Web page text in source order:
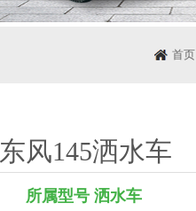
首页
东风145洒水车
所属型号 洒水车